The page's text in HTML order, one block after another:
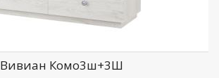
Вивиан Комо3ш+3Ш